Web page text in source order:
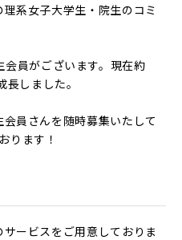
系女子大学生・院生のコミ
員がございます。現在約
しました。
員さんを随時募集いたして
ります！
ービスをご用意しておりま